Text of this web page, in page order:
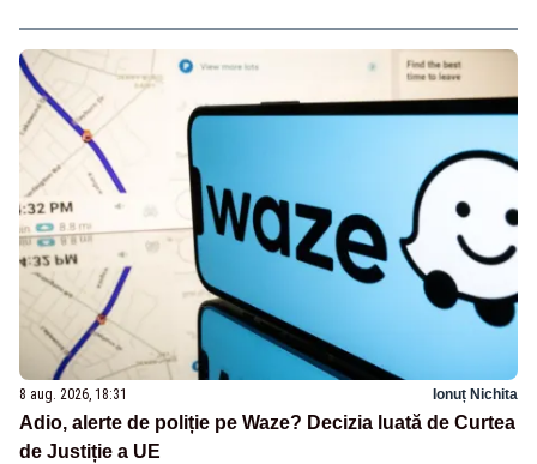
8 aug. 2026, 18:31 Ionuț Nichita
Adio, alerte de poliție pe Waze? Decizia luată de Curtea
de Justiție a UE